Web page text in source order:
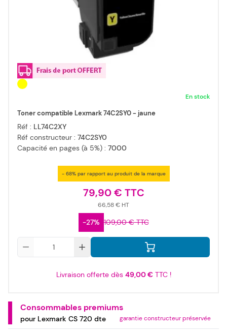
En stock
Toner compatible Lexmark 74C2SY0 - jaune
Réf : LL74C2XY
Réf constructeur : 74C2SY0
Capacité en pages (à 5%) : 7000
- 68% par rapport au produit de la marque
79,90 €
66,58 €
-27% 109,00 €
Livraison offerte dès 49,00 €TTC !
Consommables premiums
garantie constructeur préservée
pour Lexmark CS 720 dte